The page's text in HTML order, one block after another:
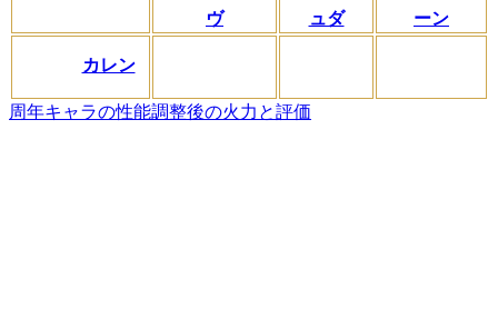
ヴ ュダ ーン
カレン
周年キャラの性能調整後の火力と評価